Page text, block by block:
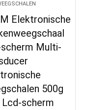
Elektronische
Multi-
500g
Lcd-scherm